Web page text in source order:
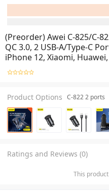
(Preorder) Awei C-825/C-
QC 3.0, 2 USB-A/Type-C
iPhone 12, Xiaomi,
Product Options C-822 2 ports
Ratings and Reviews (0)
This